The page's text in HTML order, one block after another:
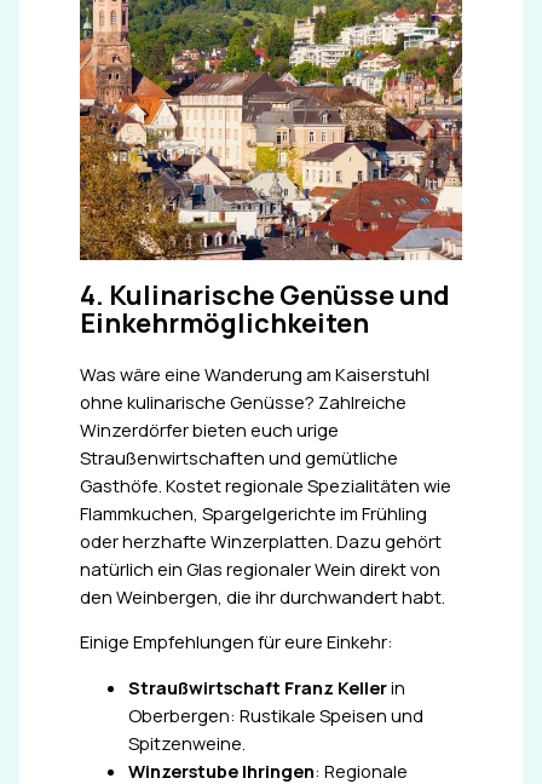
4. Kulinarische Genüsse und
Einkehrmöglichkeiten
Was wäre eine Wanderung am Kaiserstuhl
ohne kulinarische Genüsse? Zahlreiche
Winzerdörfer bieten euch urige
Straußenwirtschaften und gemütliche
Gasthöfe. Kostet regionale Spezialitäten wie
Flammkuchen, Spargelgerichte im Frühling
oder herzhafte Winzerplatten. Dazu gehört
natürlich ein Glas regionaler Wein direkt von
den Weinbergen, die ihr durchwandert habt.
Einige Empfehlungen für eure Einkehr:
Straußwirtschaft Franz Kellerin
Oberbergen: Rustikale Speisen und
Spitzenweine.
Winzerstube Ihringen: Regionale